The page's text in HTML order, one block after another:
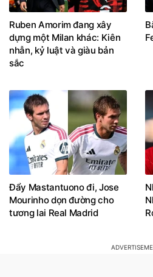
Ruben Amorim đang xây
dựng một Milan khác: Kiên
nhẫn, kỷ luật và giàu bản
sắc
Đẩy Mastantuono đi, Jose
Mourinho dọn đường cho
tương lai Real Madrid